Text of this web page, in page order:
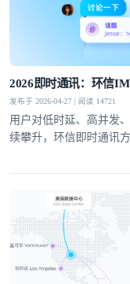
2026即时通讯：环信
发布于 2026-04-27 | 阅读 14721
用户对低时延、高并发
续攀升，环信即时通讯
座。